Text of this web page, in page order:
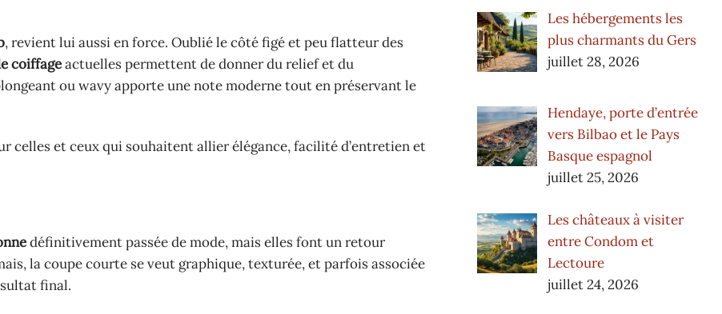
, revient lui aussi en force. Oublié le côté figé et peu flatteur des
coiffageactuelles permettent de donner du relief et du
ou wavy apporte une note moderne tout en préservant le
celles et ceux qui souhaitent allier élégance, facilité d’entretien et
définitivement passée de mode, mais elles font un retour
la coupe courte se veut graphique, texturée, et parfois associée
final.
Les hébergements les
plus charmants du Gers
juillet 28, 2026
Hendaye, porte d’entrée
vers Bilbao et le Pays
Basque espagnol
juillet 25, 2026
Les châteaux à visiter
entre Condom et
Lectoure
juillet 24, 2026